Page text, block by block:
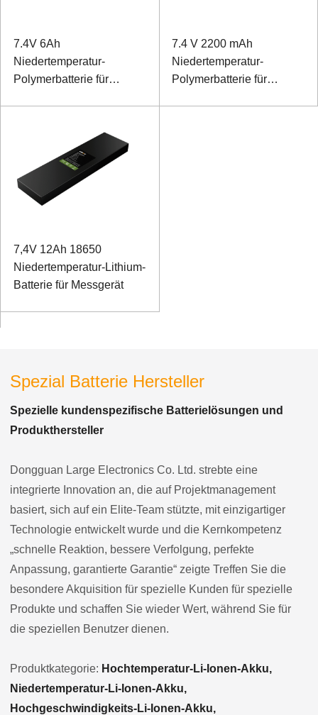
7.4V 6Ah
Niedertemperatur-
Polymerbatterie für
7.4 V 2200 mAh
Niedertemperatur-
Polymerbatterie für
7,4V 12Ah 18650
Niedertemperatur-Lithium-
Batterie für Messgerät
Spezial Batterie Hersteller
Spezielle kundenspezifische Batterielösungen und
Produkthersteller
Dongguan Large Electronics Co. Ltd. strebte eine
integrierte Innovation an, die auf Projektmanagement
basiert, sich auf ein Elite-Team stützte, mit einzigartiger
Technologie entwickelt wurde und die Kernkompetenz
„schnelle Reaktion, bessere Verfolgung, perfekte
Anpassung, garantierte Garantie“ zeigte Treffen Sie die
besondere Akquisition für spezielle Kunden für spezielle
Produkte und schaffen Sie wieder Wert, während Sie für
die speziellen Benutzer dienen.
Produktkategorie: Hochtemperatur-Li-Ionen-Akku,
Niedertemperatur-Li-Ionen-Akku,
Hochgeschwindigkeits-Li-Ionen-Akku,